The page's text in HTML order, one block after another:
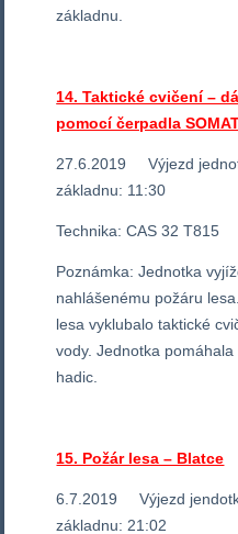
základnu.
14. Taktické cvičení –
pomocí čerpadla
27.6.2019 Výjezd
základnu: 11:30
Technika: CAS 32 T815
Poznámka: Jednotka
nahlášenému požáru
lesa vyklubalo taktické
vody. Jednotka
hadic.
15. Požár lesa – Blatce
6.7.2019 Výjezd
základnu: 21:02